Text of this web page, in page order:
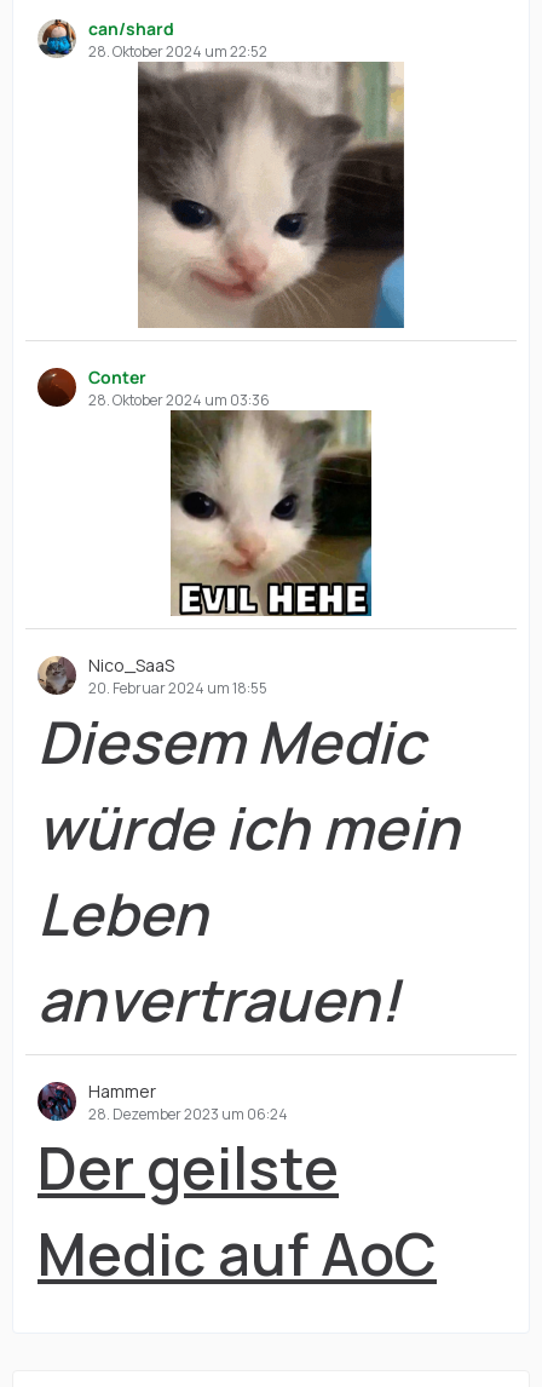
can/shard
28. Oktober 2024 um 22:52
Conter
28. Oktober 2024 um 03:36
Nico_SaaS
20. Februar 2024 um 18:55
Diesem Medic
würde ich mein
Leben
anvertrauen!
Hammer
28. Dezember 2023 um 06:24
Der geilste
Medic auf AoC